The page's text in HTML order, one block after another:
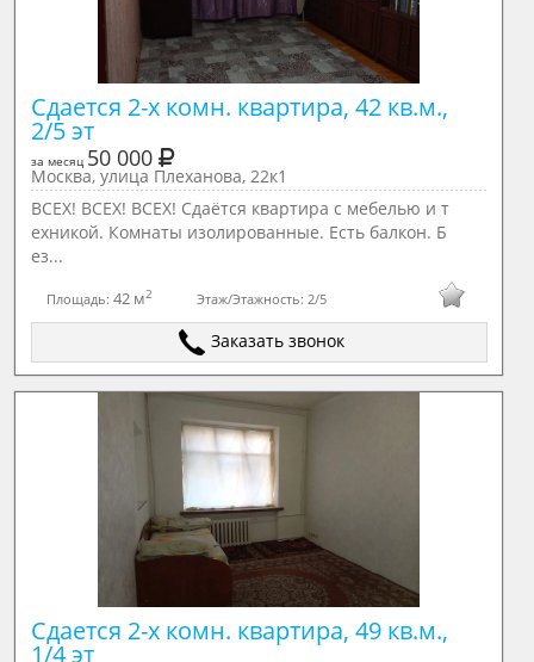
Сдается 2-х комн. квартира, 42 кв.м.,
2/5 эт
за месяц 50 000
Москва, улица Плеханова, 22к1
ВСЕХ! ВСЕХ! ВСЕХ! Сдаётся квартира с мебелью и т
ехникой. Комнаты изолированные. Есть балкон. Б
ез...
Площадь:42 м2 Этаж/Этажность: 2/5
Заказать звонок
Сдается 2-х комн. квартира, 49 кв.м.,
1/4 эт